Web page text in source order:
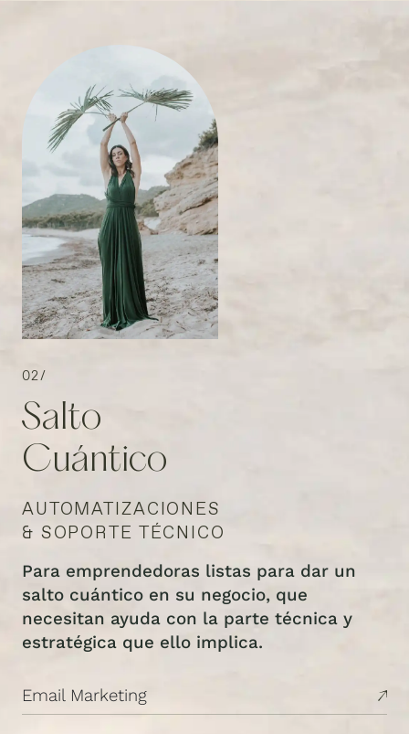
02/
Salto
Cuántico
AUTOMATIZACIONES
& SOPORTE TÉCNICO
Para emprendedoras listas para dar un
salto cuántico en su negocio, que
necesitan ayuda con la parte técnica y
estratégica que ello implica.
Email Marketing